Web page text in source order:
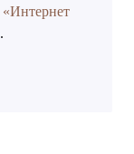
«Интернет
.